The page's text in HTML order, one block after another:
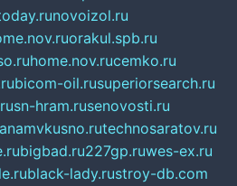
novoizol.ru
orakul.spb.ru
home.nov.rucemko.ru
bicom-oil.rusuperiorsearch.ru
sn-hram.rusenovosti.ru
anamvkusno.rutechnosaratov.ru
bigbad.ru227gp.ruwes-ex.ru
black-lady.rustroy-db.com